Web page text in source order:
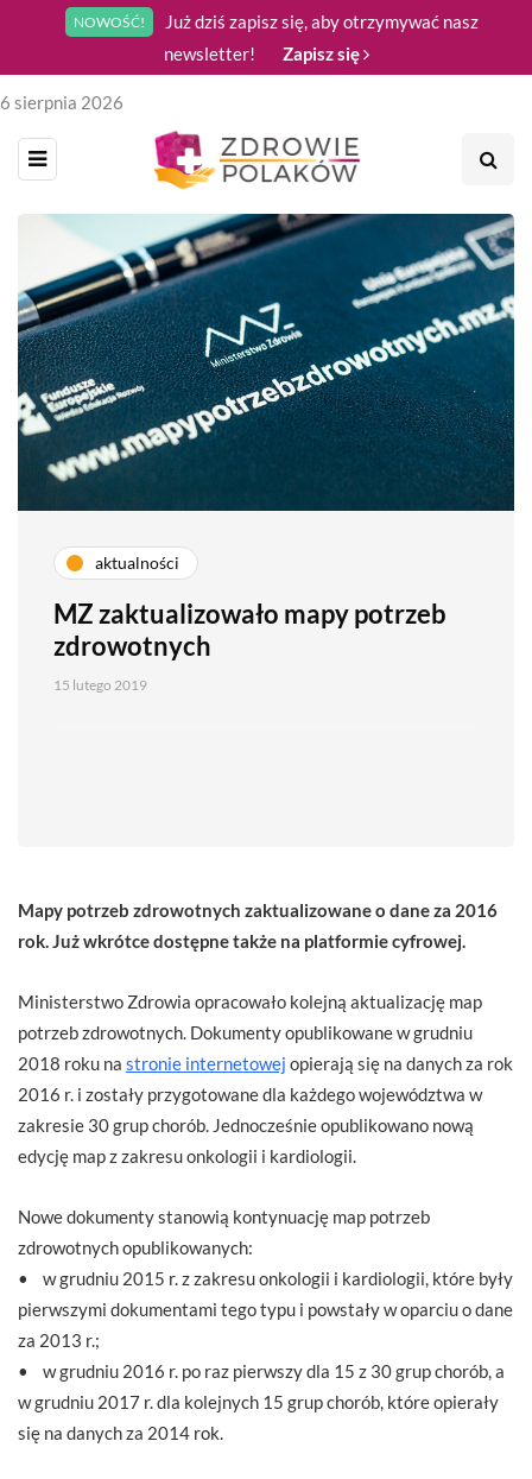
NOWOŚĆ!
Już dziś zapisz się, aby otrzymywać nasz
newsletter!
Zapisz się
6 sierpnia 2026
aktualności
MZ zaktualizowało mapy potrzeb
zdrowotnych
15 lutego 2019
Mapy potrzeb zdrowotnych zaktualizowane o dane za 2016
rok. Już wkrótce dostępne także na platformie cyfrowej.
Ministerstwo Zdrowia opracowało kolejną aktualizację map
potrzeb zdrowotnych. Dokumenty opublikowane w grudniu
2018 roku na stronie internetowej opierają się na danych za rok
2016 r. i zostały przygotowane dla każdego województwa w
zakresie 30 grup chorób. Jednocześnie opublikowano nową
edycję map z zakresu onkologii i kardiologii.
Nowe dokumenty stanowią kontynuację map potrzeb
zdrowotnych opublikowanych:
• w grudniu 2015 r. z zakresu onkologii i kardiologii, które były
pierwszymi dokumentami tego typu i powstały w oparciu o dane
za 2013 r.;
• w grudniu 2016 r. po raz pierwszy dla 15 z 30 grup chorób, a
w grudniu 2017 r. dla kolejnych 15 grup chorób, które opierały
się na danych za 2014 rok.